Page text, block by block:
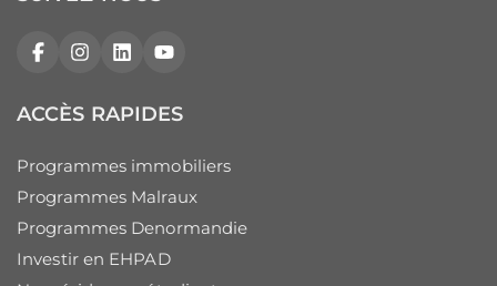
FacebookInstagram
LinkedInYouTube
ACCÈS RAPIDES
Programmes immobiliers
Programmes Malraux
Programmes Denormandie
Investir en EHPAD